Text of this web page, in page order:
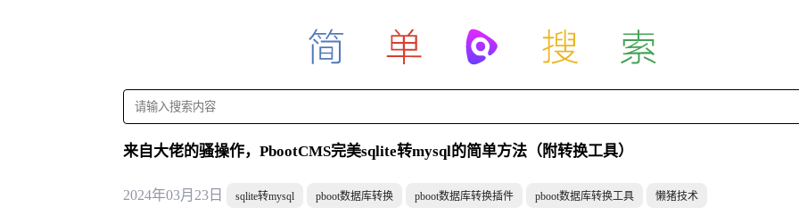
来自大佬的骚操作，PbootCMS完美sqlite转mysql的简单方法（附转换工具）
2024年03月23日 sqlite转mysql pboot数据库转换 pboot数据库转换插件 pboot数据库转换工具 懒猪技术